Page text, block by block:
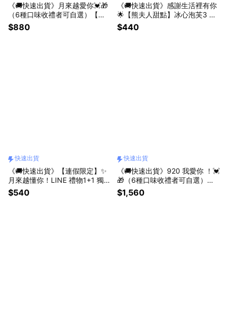
《🚚快速出貨》月來越愛你💓🎁
（6種口味收禮者可自選）【熊
夫人甜點】千層毛巾捲
$880
《🚚快速出貨》感謝生活裡有你
🌟【熊夫人甜點】冰心泡芙3 入
(收禮者可自選口味）
$440
快速出貨
《🚚快速出貨》【連假限定】✨
月來越懂你！LINE 禮物1+1 獨家
獻禮【熊夫人甜點】
$540
快速出貨
《🚚快速出貨》920 我愛你 ！💓
🎁（6種口味收禮者可自選）
【熊夫人甜點】千層毛巾捲1+1
$1,560